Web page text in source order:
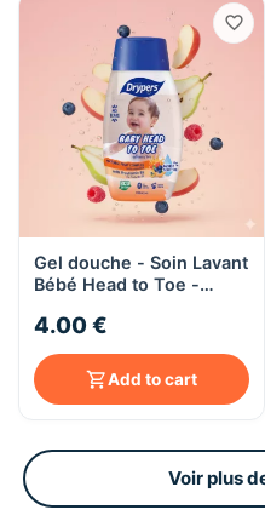
Gel douche - Soin Lavant
Bébé Head to Toe -
Naturels - Cheveux et
Corps - 220ML
4.00 €
Add to cart
Voir plus